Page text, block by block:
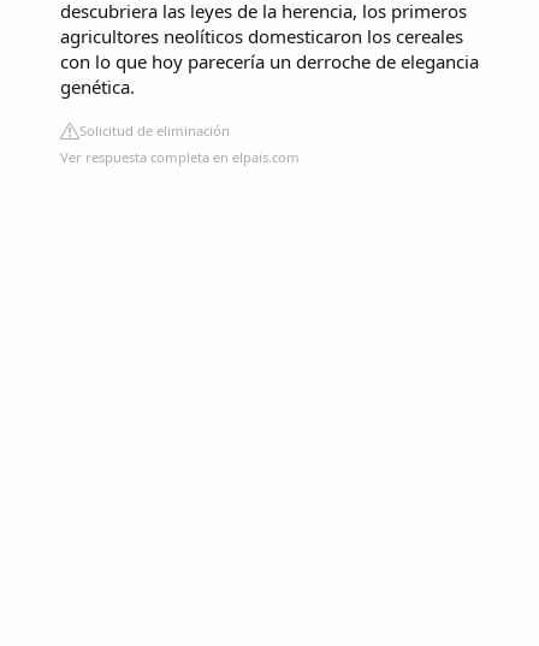
descubriera las leyes de la herencia, los primeros
agricultores neolíticos domesticaron los cereales
con lo que hoy parecería un derroche de elegancia
genética.
Solicitud de eliminación
Ver respuesta completa en elpais.com